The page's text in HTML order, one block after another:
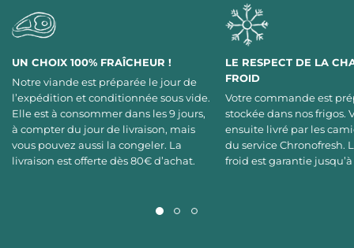
UN CHOIX 100% FRAÎCHEUR !
Notre viande est préparée le jour de
l’expédition et conditionnée sous vide.
Elle est à consommer dans les 9 jours,
à compter du jour de livraison, mais
vous pouvez aussi la congeler. La
livraison est offerte dès 80€ d’achat.
LE RESPECT DE LA
FROID
Votre commande est
stockée dans nos frigos.
ensuite livré par les
du service Chronofresh.
froid est garantie